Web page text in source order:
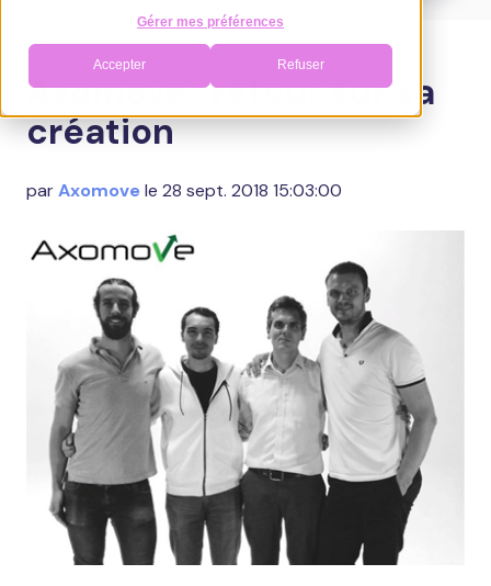
Gérer mes préférences
Accepter Refuser
Axomove : retour sur sa
création
parAxomovele 28 sept. 2018 15:03:00